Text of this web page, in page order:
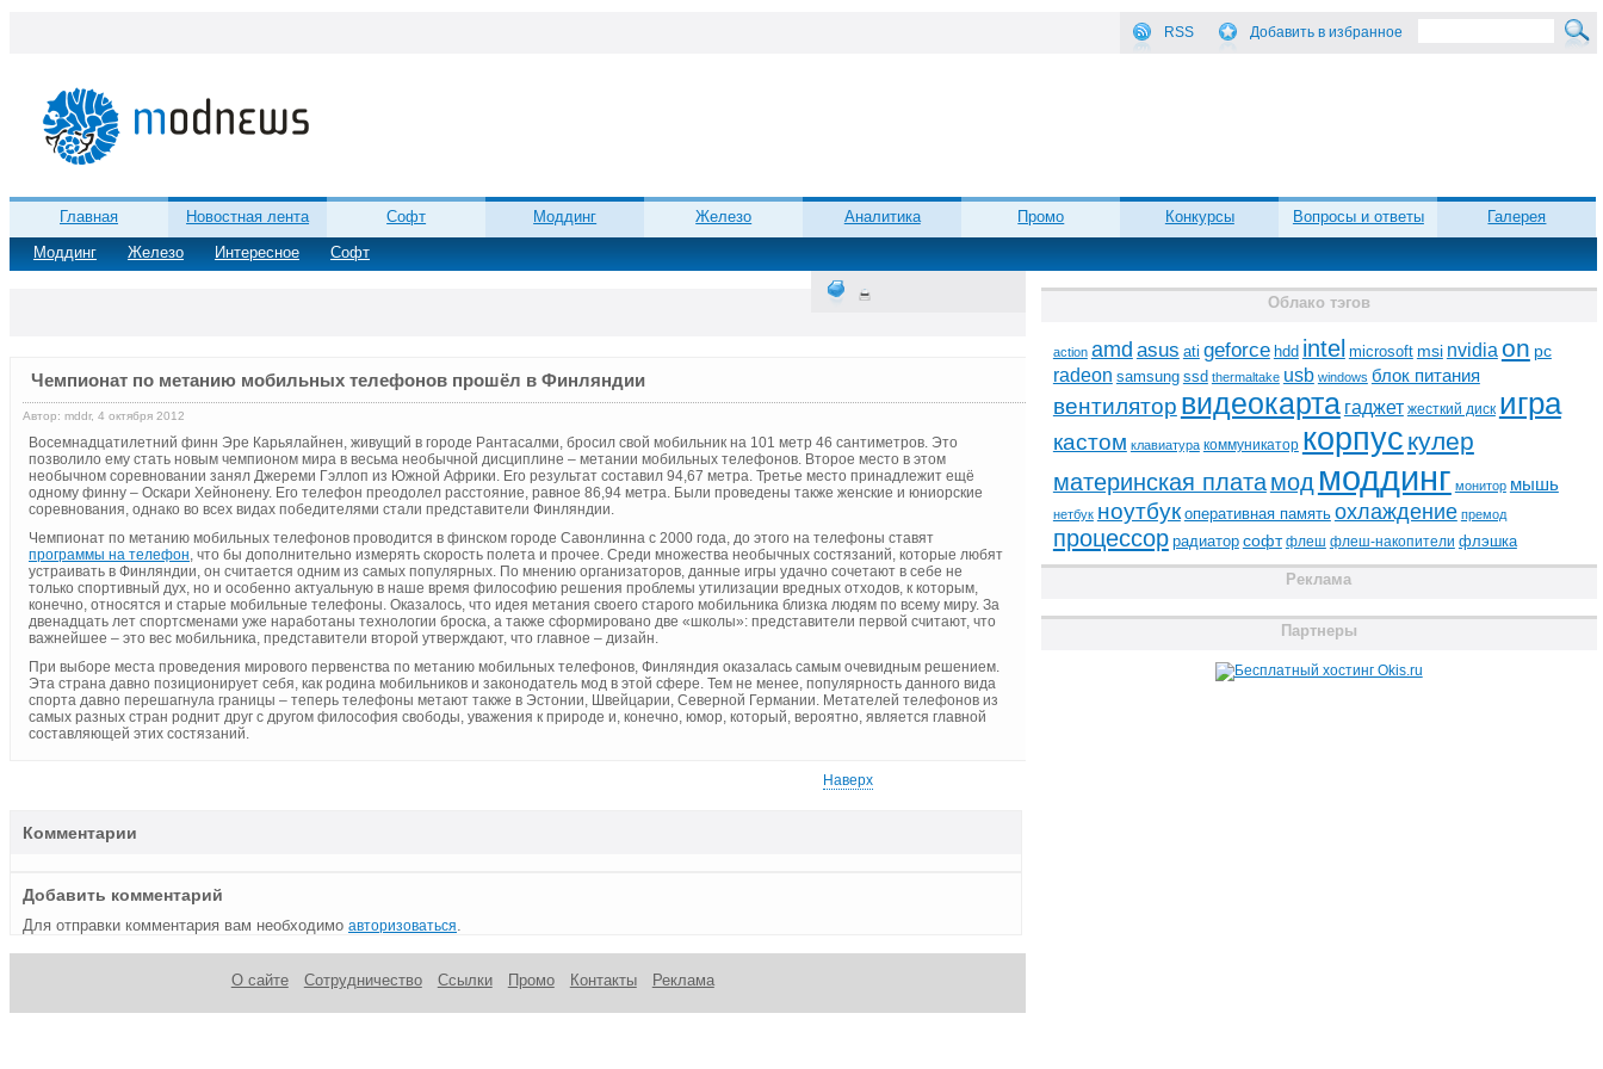
RSS Добавить в избранное
Главная
Новостная лента
Моддинг
Железо Интересное Софт
Софт Моддинг Железо Аналитика Промо Конкурсы Вопросы и ответы Галерея
Чемпионат по метанию мобильных телефонов прошёл в Финляндии
Автор: mddr, 4 октября 2012
Восемнадцатилетний финн Эре Карьялайнен, живущий в городе Рантасалми, бросил свой мобильник на 101 метр 46 сантиметров. Это
позволило ему стать новым чемпионом мира в весьма необычной дисциплине – метании мобильных телефонов. Второе место в этом
необычном соревновании занял Джереми Гэллоп из Южной Африки. Его результат составил 94,67 метра. Третье место принадлежит ещё
одному финну – Оскари Хейнонену. Его телефон преодолел расстояние, равное 86,94 метра. Были проведены также женские и юниорские
соревнования, однако во всех видах победителями стали представители Финляндии.
Чемпионат по метанию мобильных телефонов проводится в финском городе Савонлинна с 2000 года, до этого на телефоны ставят
программы на телефон, что бы дополнительно измерять скорость полета и прочее. Среди множества необычных состязаний, которые любят
устраивать в Финляндии, он считается одним из самых популярных. По мнению организаторов, данные игры удачно сочетают в себе не
только спортивный дух, но и особенно актуальную в наше время философию решения проблемы утилизации вредных отходов, к которым,
конечно, относятся и старые мобильные телефоны. Оказалось, что идея метания своего старого мобильника близка людям по всему миру. За
двенадцать лет спортсменами уже наработаны технологии броска, а также сформировано две «школы»: представители первой считают, что
важнейшее – это вес мобильника, представители второй утверждают, что главное – дизайн.
При выборе места проведения мирового первенства по метанию мобильных телефонов, Финляндия оказалась самым очевидным решением.
Эта страна давно позиционирует себя, как родина мобильников и законодатель мод в этой сфере. Тем не менее, популярность данного вида
спорта давно перешагнула границы – теперь телефоны метают также в Эстонии, Швейцарии, Северной Германии. Метателей телефонов из
самых разных стран роднит друг с другом философия свободы, уважения к природе и, конечно, юмор, который, вероятно, является главной
составляющей этих состязаний.
Наверх
Комментарии
Добавить комментарий
Для отправки комментария вам необходимо авторизоваться
О сайте Сотрудничество Ссылки Промо Контакты Реклама
Облако тэгов
action amd asus ati geforce hdd intel microsoft msi nvidia on pc
radeon samsung ssd thermaltake usb windows блок питания
вентилятор видеокарта гаджет жесткий диск игра
кастом клавиатура коммуникатор корпус кулер
материнская платамод моддинг монитор мышь
нетбук ноутбук оперативная память охлаждение премод
процессор радиатор софт флеш флеш-накопители флэшка
Реклама
Партнеры